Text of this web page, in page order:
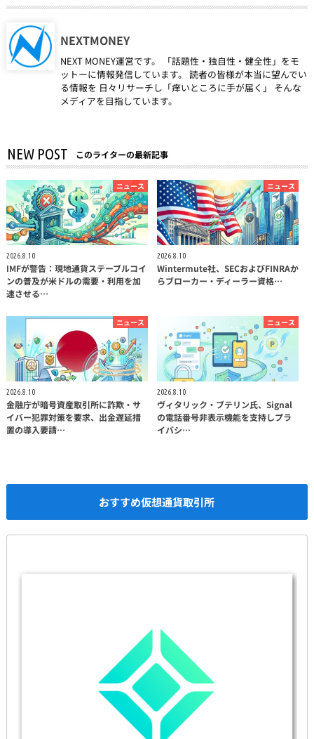
NEXTMONEY
NEXT MONEY運営です。 「話題性・独自性・健全性」をモ
ットーに情報発信しています。 読者の皆様が本当に望んでい
る情報を 日々リサーチし「痒いところに手が届く」 そんな
メディアを目指しています。
NEW POST このライターの最新記事
ニュース
2026.8.10
IMFが警告：現地通貨ステーブルコイ
ンの普及が米ドルの需要・利用を加
速させる…
ニュース
2026.8.10
Wintermute社、SECおよびFINRAか
らブローカー・ディーラー資格…
ニュース
2026.8.10
金融庁が暗号資産取引所に詐欺・サ
イバー犯罪対策を要求、出金遅延措
置の導入要請…
ニュース
2026.8.10
ヴィタリック・ブテリン氏、Signal
の電話番号非表示機能を支持しプラ
イバシ…
おすすめ仮想通貨取引所